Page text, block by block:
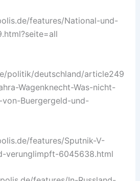
features/National-und-
politik/deutschland/article249
Wagenknecht-Was-nicht-
Buergergeld-und-
features/Sputnik-V-
verunglimpft-6045638.html